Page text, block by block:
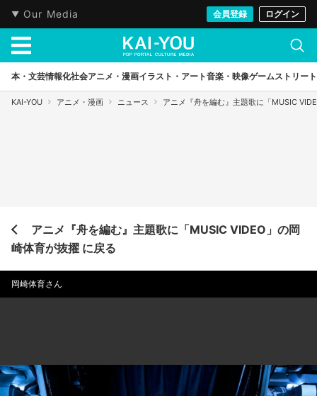
Our Media 会員登録 ログイン
本・文芸情報化社会アニメ・漫画イラスト・アート音楽・映像ゲームストリート
KAI-YOU アニメ・漫画 ニュース アニメ『舟を編む』主題歌に「MUSIC
アニメ『舟を編む』主題歌に「MUSIC VIDEO」の岡
崎体育が抜擢 に戻る
岡崎体育さん